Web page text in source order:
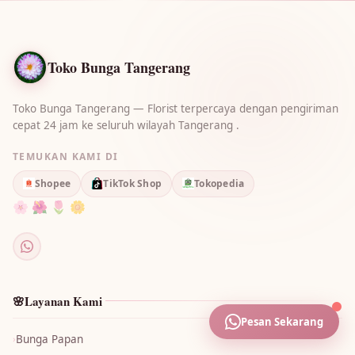
🪷
Toko Bunga Tangerang
Toko Bunga Tangerang — Florist terpercaya dengan pengiriman
cepat 24 jam ke seluruh wilayah Tangerang .
TEMUKAN KAMI DI
Shopee
TikTok Shop Tokopedia
🌸 🌺 🌷 🌼
🌸Layanan Kami
›Bunga Papan
Pesan Sekarang